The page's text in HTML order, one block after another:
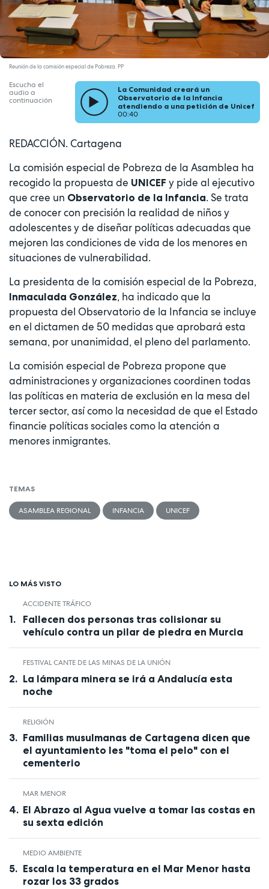
Reunión de la comisión especial de Pobreza. PP
Escucha el
audio a
continuación
La Comunidad creará un
Observatorio de la Infancia
atendiendo a una petición de Unicef
00:40
REDACCIÓN. Cartagena
La comisión especial de Pobreza de la Asamblea ha
recogido la propuesta de UNICEF y pide al ejecutivo
que cree un Observatorio de la Infancia. Se trata
de conocer con precisión la realidad de niños y
adolescentes y de diseñar políticas adecuadas que
mejoren las condiciones de vida de los menores en
situaciones de vulnerabilidad.
La presidenta de la comisión especial de la Pobreza,
Inmaculada González, ha indicado que la
propuesta del Observatorio de la Infancia se incluye
en el dictamen de 50 medidas que aprobará esta
semana, por unanimidad, el pleno del parlamento.
La comisión especial de Pobreza propone que
administraciones y organizaciones coordinen todas
las políticas en materia de exclusión en la mesa del
tercer sector, así como la necesidad de que el Estado
financie políticas sociales como la atención a
menores inmigrantes.
TEMAS
ASAMBLEA REGIONAL INFANCIA UNICEF
LO MÁS VISTO
ACCIDENTE TRÁFICO
Fallecen dos personas tras colisionar su
vehículo contra un pilar de piedra en Murcia
FESTIVAL CANTE DE LAS MINAS DE LA UNIÓN
La lámpara minera se irá a Andalucía esta
noche
RELIGIÓN
Familias musulmanas de Cartagena dicen que
el ayuntamiento les "toma el pelo" con el
cementerio
MAR MENOR
El Abrazo al Agua vuelve a tomar las costas en
su sexta edición
MEDIO AMBIENTE
Escala la temperatura en el Mar Menor hasta
rozar los 33 grados